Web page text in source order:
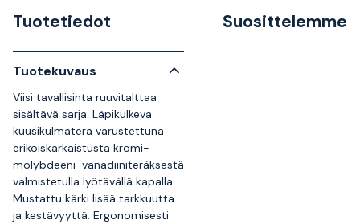
Tuotetiedot
Tuotekuvaus
Viisi tavallisinta ruuvitalttaa
sisältävä sarja. Läpikulkeva
kuusikulmaterä varustettuna
erikoiskarkaistusta kromi-
molybdeeni-vanadiiniteräksestä
valmistetulla lyötävällä kapalla.
Mustattu kärki lisää tarkkuutta
ja kestävyyttä. Ergonomisesti
Suosittelemme